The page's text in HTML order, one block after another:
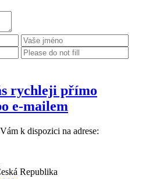
rychleji přímo
e-mailem
k dispozici na adrese:
Republika